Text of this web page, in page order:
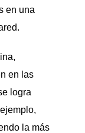
en una
en las
logra
la más